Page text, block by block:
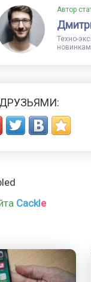
Автор
Техно-
Cackle